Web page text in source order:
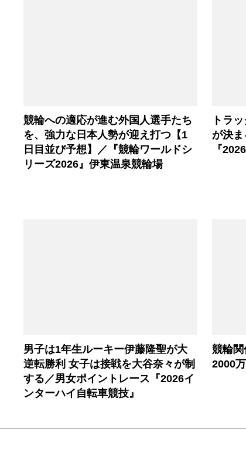
競輪への適応が進む外国人選手たち
を、強力な日本人勢が迎え打つ【1
日目並び予想】／『競輪ワールドシ
リーズ2026』伊東温泉競輪場
トラ
が決
『
男子は1年生ルーキー伊藤隆聖が大
逆転勝利 女子は接戦を大谷奈々が制
する／男女ポイントレース『2026イ
ンターハイ自転車競技』
競輪
2000